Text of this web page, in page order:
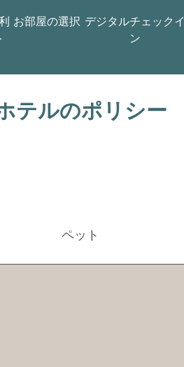
お部屋の選択 デジタルチェックイ
ン
テルのポリシー
ペット